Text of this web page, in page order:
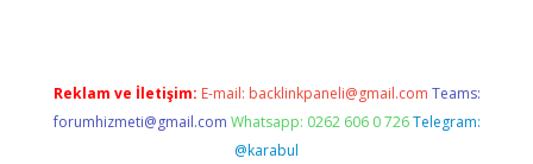
Reklam ve İletişim: E-mail: backlinkpaneli@gmail.com Teams:
forumhizmeti@gmail.com Whatsapp: 0262 606 0 726 Telegram:
@karabul